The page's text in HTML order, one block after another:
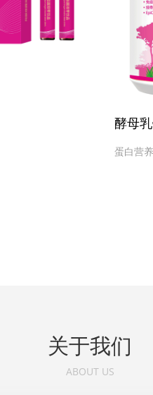
酵母
蛋白营养
关于我们
ABOUT US